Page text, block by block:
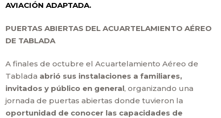
AVIACIÓN ADAPTADA.
PUERTAS ABIERTAS DEL ACUARTELAMIENTO AÉREO
DE TABLADA
A finales de octubre el Acuartelamiento Aéreo de
Tablada abrió sus instalaciones a familiares,
invitados y público en general, organizando una
jornada de puertas abiertas donde tuvieron la
oportunidad de conocer las capacidades de